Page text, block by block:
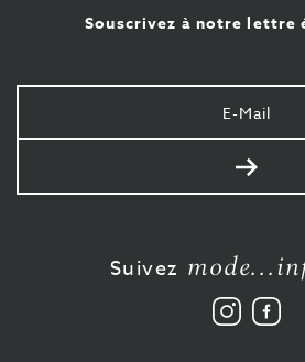
Souscrivez à notre lettre
Votre
e-
mail
Envoyer
Suivez
Suivez
nous